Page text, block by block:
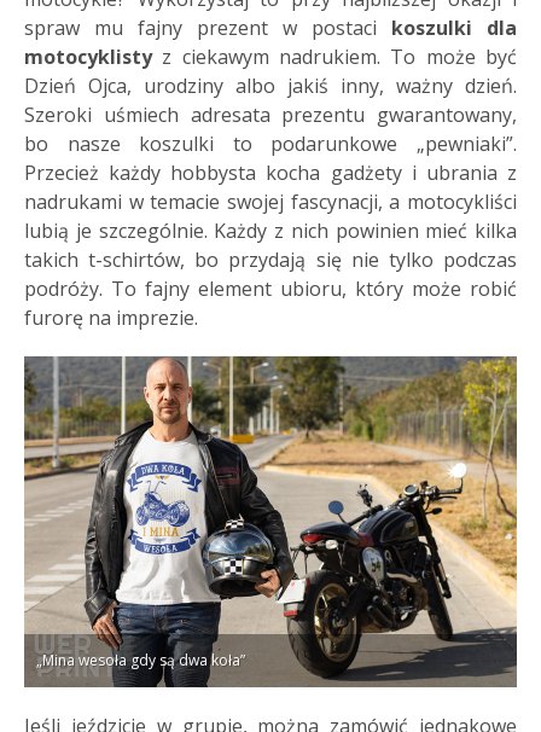
spraw mu fajny prezent w postaci koszulki dla
motocyklistyz ciekawym nadrukiem. To może być
Dzień Ojca, urodziny albo jakiś inny, ważny dzień.
Szeroki uśmiech adresata prezentu gwarantowany,
bo nasze koszulki to podarunkowe „pewniaki”.
Przecież każdy hobbysta kocha gadżety i ubrania z
nadrukami w temacie swojej fascynacji, a motocykliści
lubią je szczególnie. Każdy z nich powinien mieć kilka
takich t-schirtów, bo przydają się nie tylko podczas
podróży. To fajny element ubioru, który może robić
furorę na imprezie.
„Mina wesoła gdy są dwa koła”
Jeśli jeździcie w grupie, można zamówić jednakowe